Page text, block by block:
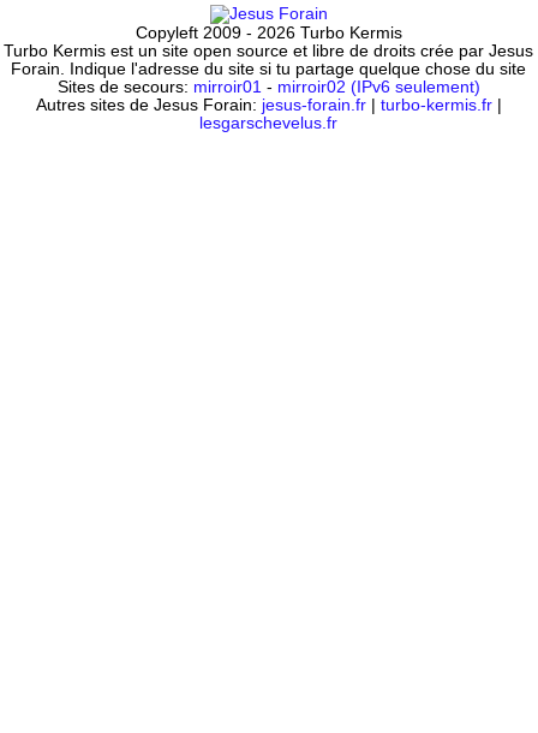
Copyleft 2009 - 2026 Turbo Kermis
Turbo Kermis est un site open source et libre de droits crée par Jesus
Forain. Indique l'adresse du site si tu partage quelque chose du site
Sites de secours: mirroir01 - mirroir02 (IPv6 seulement)
Autres sites de Jesus Forain: jesus-forain.fr| turbo-kermis.fr|
lesgarschevelus.fr